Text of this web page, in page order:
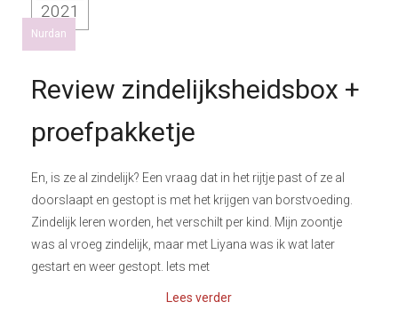
2021
Nurdan
Review zindelijksheidsbox +
proefpakketje
En, is ze al zindelijk? Een vraag dat in het rijtje past of ze al
doorslaapt en gestopt is met het krijgen van borstvoeding.
Zindelijk leren worden, het verschilt per kind. Mijn zoontje
was al vroeg zindelijk, maar met Liyana was ik wat later
gestart en weer gestopt. Iets met
Lees verder